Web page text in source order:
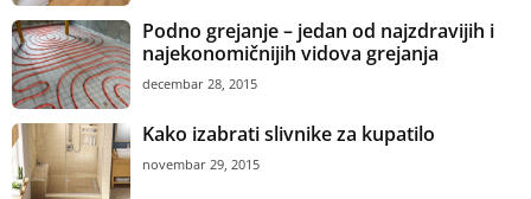
Podno grejanje – jedan od najzdravijih i
najekonomičnijih vidova grejanja
decembar 28, 2015
Kako izabrati slivnike za kupatilo
novembar 29, 2015